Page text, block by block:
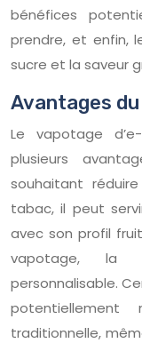
bénéfices
prendre, et enfin,
sucre et la saveur
Avantages
Le vapotage
plusieurs
souhaitant
tabac, il peut
avec son profil
vapotage, la
personnalisable.
traditionnelle,